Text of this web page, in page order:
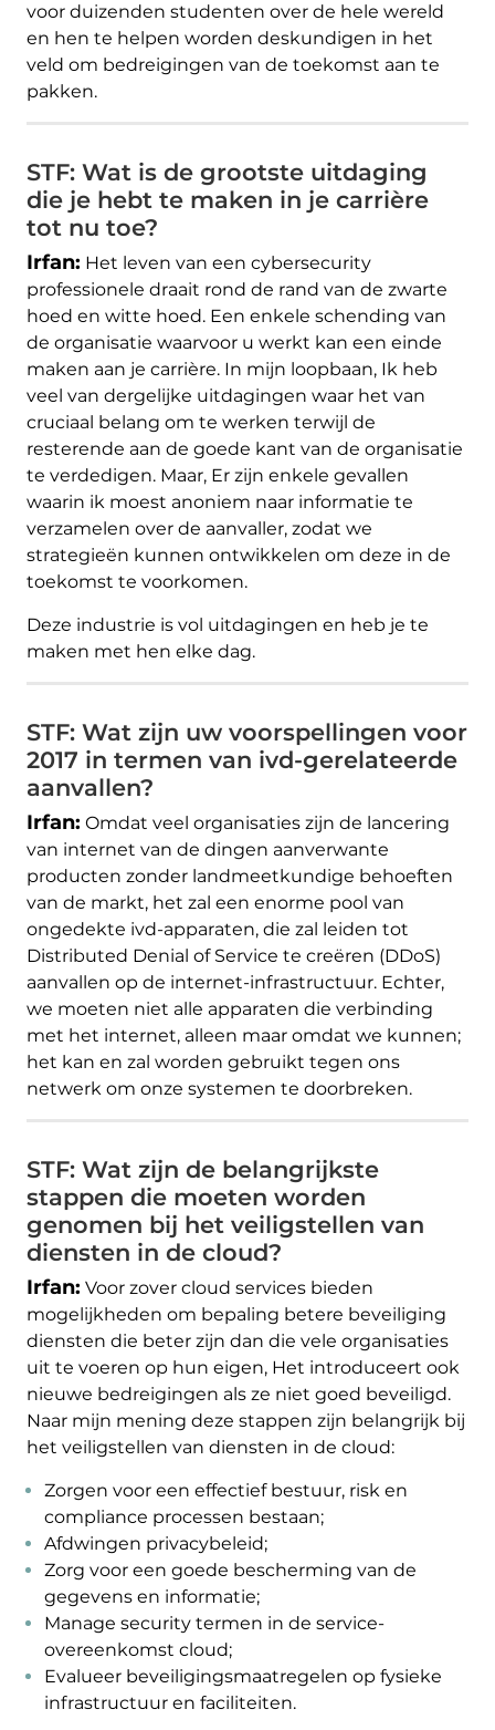
voor duizenden studenten over de hele wereld
en hen te helpen worden deskundigen in het
veld om bedreigingen van de toekomst aan te
pakken.
STF: Wat is de grootste uitdaging
die je hebt te maken in je carrière
tot nu toe?
Irfan: Het leven van een cybersecurity
professionele draait rond de rand van de zwarte
hoed en witte hoed. Een enkele schending van
de organisatie waarvoor u werkt kan een einde
maken aan je carrière. In mijn loopbaan, Ik heb
veel van dergelijke uitdagingen waar het van
cruciaal belang om te werken terwijl de
resterende aan de goede kant van de organisatie
te verdedigen. Maar, Er zijn enkele gevallen
waarin ik moest anoniem naar informatie te
verzamelen over de aanvaller, zodat we
strategieën kunnen ontwikkelen om deze in de
toekomst te voorkomen.
Deze industrie is vol uitdagingen en heb je te
maken met hen elke dag.
STF: Wat zijn uw voorspellingen voor
2017 in termen van ivd-gerelateerde
aanvallen?
Irfan: Omdat veel organisaties zijn de lancering
van internet van de dingen aanverwante
producten zonder landmeetkundige behoeften
van de markt, het zal een enorme pool van
ongedekte ivd-apparaten, die zal leiden tot
Distributed Denial of Service te creëren (DDoS)
aanvallen op de internet-infrastructuur. Echter,
we moeten niet alle apparaten die verbinding
met het internet, alleen maar omdat we kunnen;
het kan en zal worden gebruikt tegen ons
netwerk om onze systemen te doorbreken.
STF: Wat zijn de belangrijkste
stappen die moeten worden
genomen bij het veiligstellen van
diensten in de cloud?
Irfan: Voor zover cloud services bieden
mogelijkheden om bepaling betere beveiliging
diensten die beter zijn dan die vele organisaties
uit te voeren op hun eigen, Het introduceert ook
nieuwe bedreigingen als ze niet goed beveiligd.
Naar mijn mening deze stappen zijn belangrijk bij
het veiligstellen van diensten in de cloud:
Zorgen voor een effectief bestuur, risk en
compliance processen bestaan;
Afdwingen privacybeleid;
Zorg voor een goede bescherming van de
gegevens en informatie;
Manage security termen in de service-
overeenkomst cloud;
Evalueer beveiligingsmaatregelen op fysieke
infrastructuur en faciliteiten.